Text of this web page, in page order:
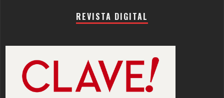
REVISTA DIGITAL